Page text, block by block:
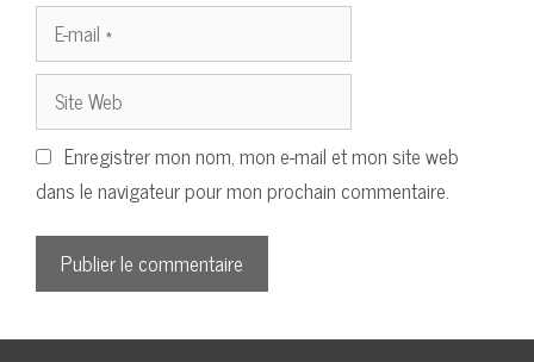
E-
mail
Site
Web
Enregistrer mon nom, mon e-mail et mon site web
dans le navigateur pour mon prochain commentaire.